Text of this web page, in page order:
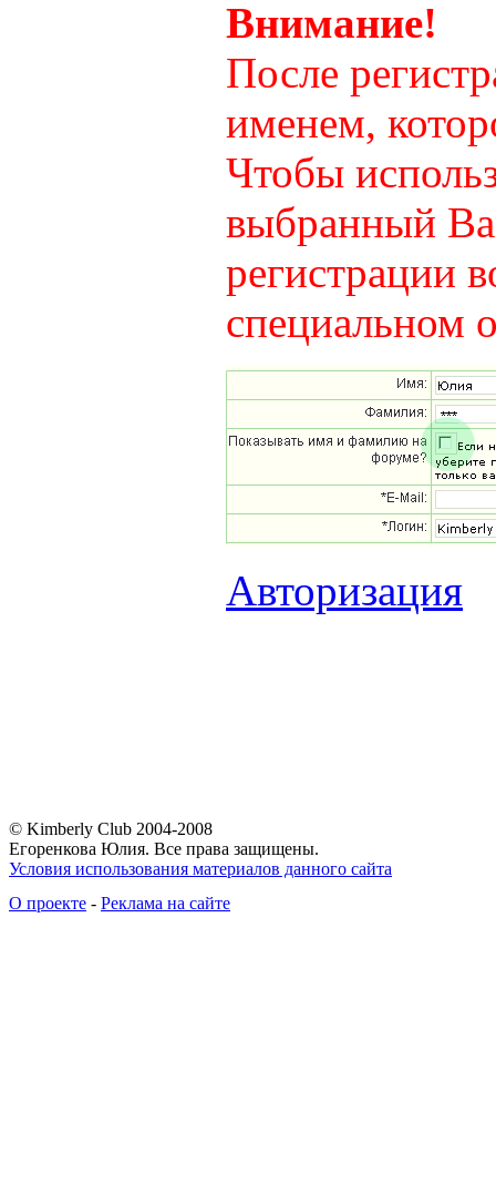
Внимание!
После
именем,
Чтобы
выбранный
регистрации
специальном
Авторизация
© Kimberly Club 2004-2008
Егоренкова Юлия. Все права защищены.
Условия использования материалов данного сайта
О проекте - Реклама на сайте